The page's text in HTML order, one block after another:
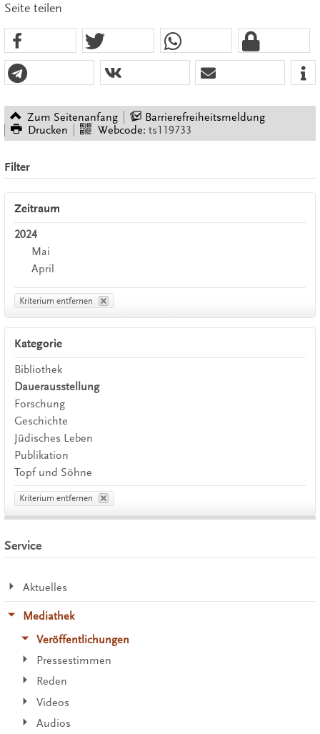
Seite teilen
Zum Seitenanfang
Barrierefreiheitsmeldung
Drucken
Webcode: ts119733
Filter
Zeitraum
2024
Mai
April
Kriterium entfernen
Kategorie
Bibliothek
Dauerausstellung
Forschung
Geschichte
Jüdisches Leben
Publikation
Topf und Söhne
Kriterium entfernen
Service
Aktuelles
Mediathek
Veröffentlichungen
Pressestimmen
Reden
Videos
Audios